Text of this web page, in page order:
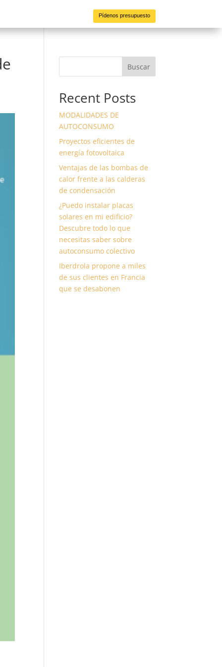
Pídenos presupuesto
Buscar
Recent Posts
MODALIDADES DE
AUTOCONSUMO
Proyectos eficientes de
energía fotovoltaica
Ventajas de las bombas de
calor frente a las calderas
de condensación
¿Puedo instalar placas
solares en mi edificio?
Descubre todo lo que
necesitas saber sobre
autoconsumo colectivo
Iberdrola propone a miles
de sus clientes en Francia
que se desabonen